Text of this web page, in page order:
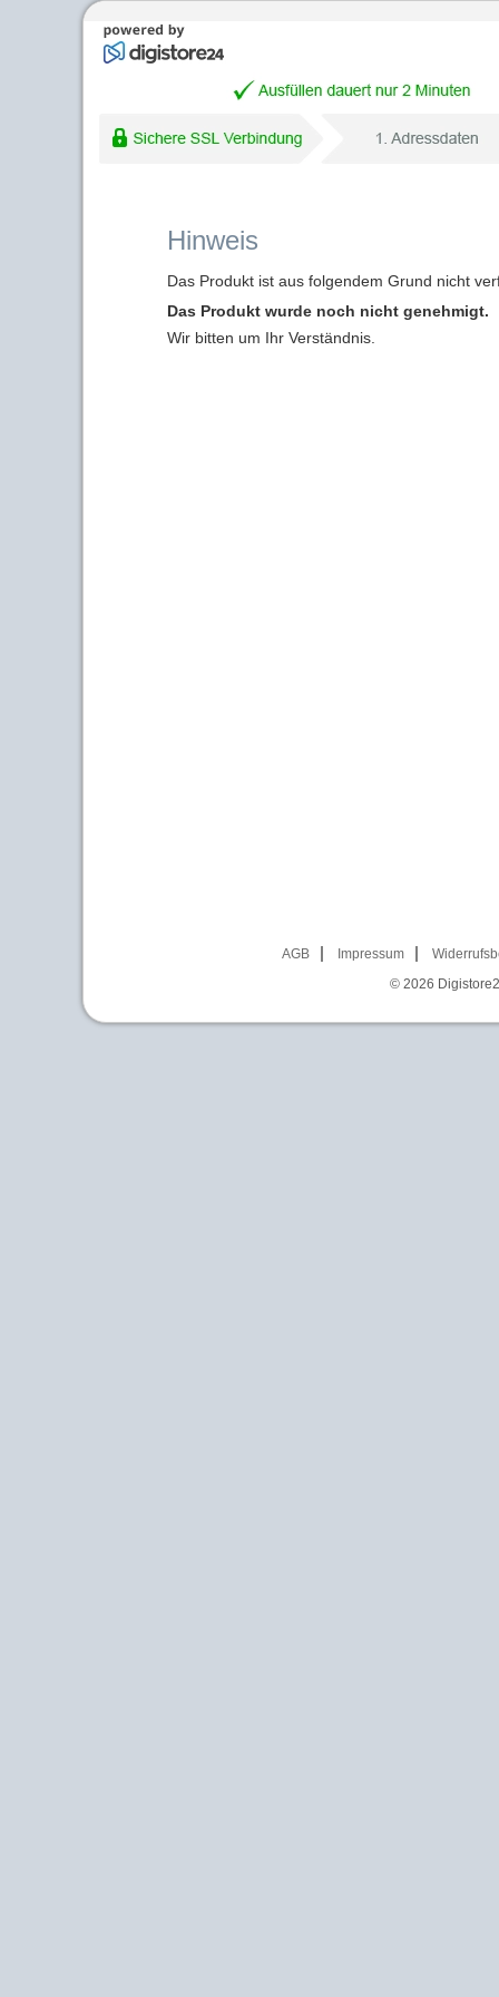
Hinweis
Das Produkt ist aus folgendem Grund nicht
Das Produkt wurde noch nicht genehmigt.
Wir bitten um Ihr Verständnis.
AGB Impressum
© 2026